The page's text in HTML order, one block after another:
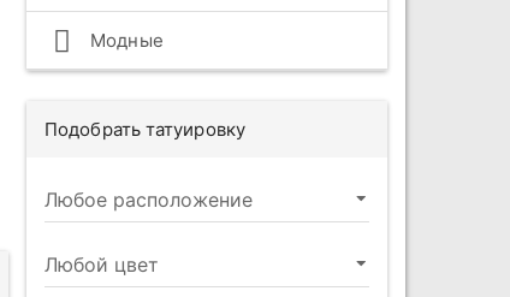
Модные
Подобрать татуировку